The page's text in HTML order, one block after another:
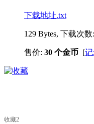
下载地址.txt
129 Bytes, 下载次数
售价: 30 个金币 [
收藏2